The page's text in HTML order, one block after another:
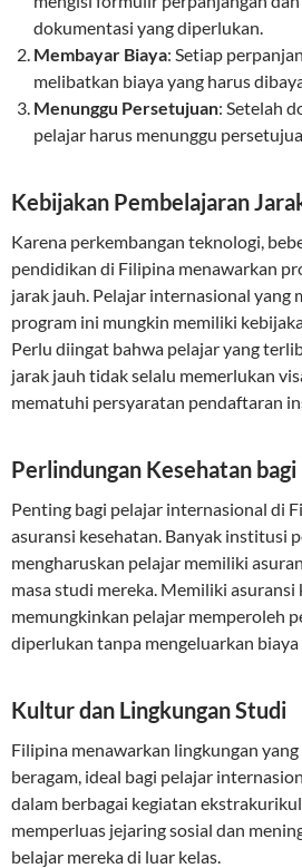
dokumentasi yang diperlukan.
Membayar Biaya: Setiap
melibatkan biaya yang harus
Menunggu Persetujuan: Setelah
pelajar harus menunggu
Kebijakan Pembelajaran
Karena perkembangan teknologi,
pendidikan di Filipina menawarkan
jarak jauh. Pelajar internasional yang
program ini mungkin memiliki
Perlu diingat bahwa pelajar yang
jarak jauh tidak selalu memerlukan
mematuhi persyaratan pendaftaran
Perlindungan Kesehatan
Penting bagi pelajar internasional di
asuransi kesehatan. Banyak institusi
mengharuskan pelajar memiliki
masa studi mereka. Memiliki asuransi
memungkinkan pelajar memperoleh
diperlukan tanpa mengeluarkan biaya
Kultur dan Lingkungan Studi
Filipina menawarkan lingkungan
beragam, ideal bagi pelajar
dalam berbagai kegiatan
memperluas jejaring sosial dan
belajar mereka di luar kelas.